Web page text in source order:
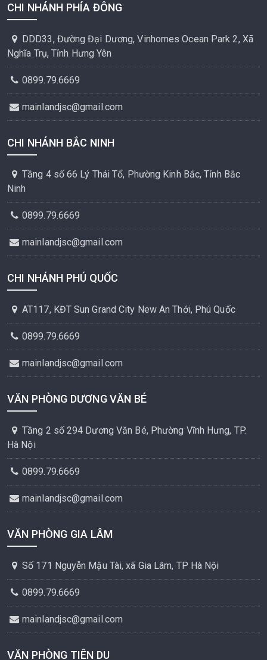
CHI NHÁNH PHÍA ĐÔNG
DDD33, Đường Đại Dương, Vinhomes Ocean Park 2, Xã
Nghĩa Trụ, Tỉnh Hưng Yên
0899.79.6669
mainlandjsc@gmail.com
CHI NHÁNH BẮC NINH
Tầng 4 số 66 Lý Thái Tổ, Phường Kinh Bắc, Tỉnh Bắc
Ninh
0899.79.6669
mainlandjsc@gmail.com
CHI NHÁNH PHÚ QUỐC
AT117, KĐT Sun Grand City New An Thới, Phú Quốc
0899.79.6669
mainlandjsc@gmail.com
VĂN PHÒNG DƯƠNG VĂN BÉ
Tầng 2 số 294 Dương Văn Bé, Phường Vĩnh Hưng, TP.
Hà Nội
0899.79.6669
mainlandjsc@gmail.com
VĂN PHÒNG GIA LÂM
Số 171 Nguyễn Mậu Tài, xã Gia Lâm, TP Hà Nội
0899.79.6669
mainlandjsc@gmail.com
VĂN PHÒNG TIÊN DU